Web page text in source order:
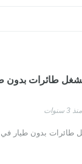
تشغل طائرات
منذ 3 سنوات
طائرات بدون طيار